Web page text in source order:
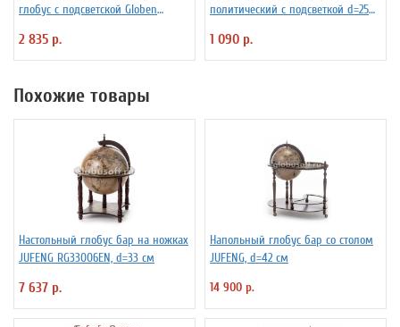
глобус с подсветской Globen
2 835 р.
политический с подсветкой d=25
1 090 р.
Похожие товары
Настольный глобус бар на ножках
JUFENG RG33006EN, d=33 см
7 637 р.
Напольный глобус бар со столом
JUFENG, d=42 см
14 900 р.